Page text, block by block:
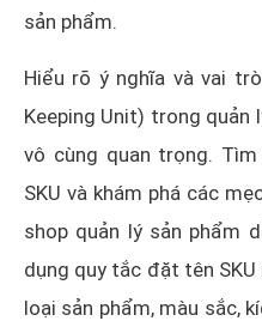
sản phẩm.
Hiểu rõ ý nghĩa và vai
Keeping Unit) trong quản
vô cùng quan trọng.
SKU và khám phá các
shop quản lý sản phẩm
dụng quy tắc đặt tên
loại sản phẩm, màu sắc,